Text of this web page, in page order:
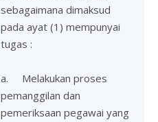
sebagaimana dimaksud
pada ayat (1) mempunyai
tugas :
a. Melakukan proses
pemanggilan dan
pemeriksaan pegawai yang